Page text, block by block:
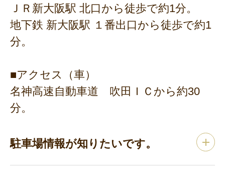
ＪＲ新大阪駅 北口から徒歩で約1分。
地下鉄 新大阪駅 １番出口から徒歩で約1
分。
■アクセス（車）
名神高速自動車道 吹田ＩＣから約30
分。
駐車場情報が知りたいです。